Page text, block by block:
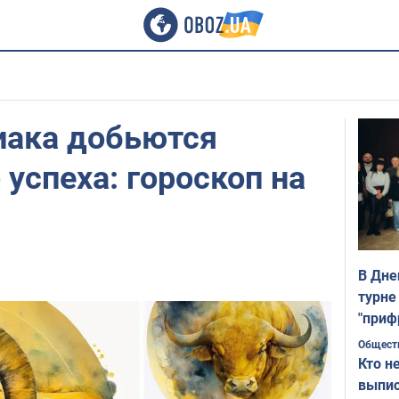
добьются
гороскоп на
В
Кто